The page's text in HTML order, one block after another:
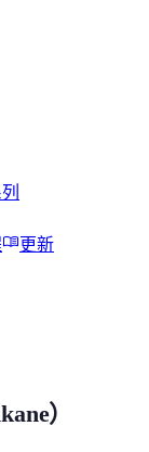
menu_book更新
）
）